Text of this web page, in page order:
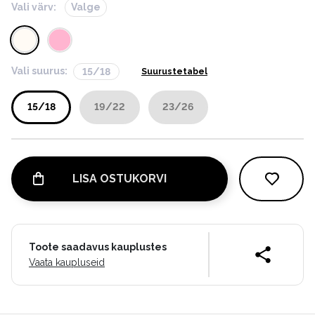
Vali värv: Valge
Vali suurus: 15/18 Suurustetabel
15/18 19/22 23/26
LISA OSTUKORVI
Toote saadavus kauplustes
Vaata kaupluseid